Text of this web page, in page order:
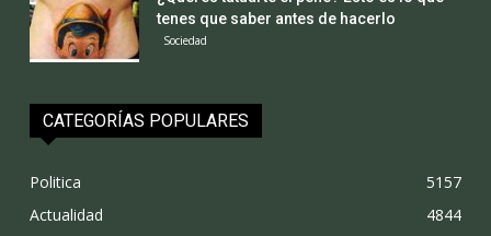
tenes que saber antes de hacerlo
Sociedad
CATEGORÍAS POPULARES
Politica
5157
Actualidad
4844